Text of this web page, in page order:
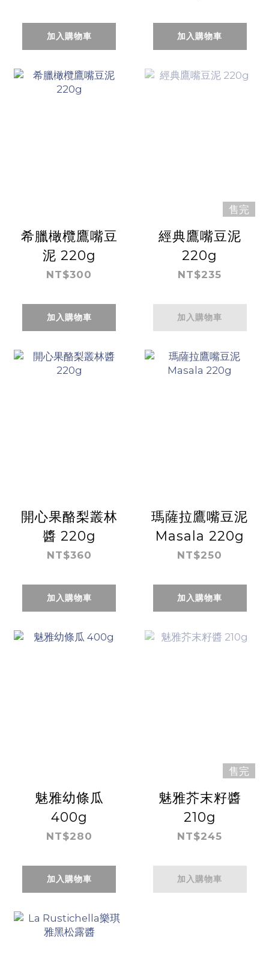
加入購物車 加入購物車
希臘橄欖鷹嘴豆
泥 220g
NT$300
加入購物車
售完
經典鷹嘴豆泥
220g
NT$235
加入購物車
開心果酪梨叢林
醬 220g
NT$360
加入購物車
瑪薩拉鷹嘴豆泥
Masala 220g
NT$250
加入購物車
魅雅幼條瓜
400g
NT$280
加入購物車
售完
魅雅芥末籽醬
210g
NT$245
加入購物車